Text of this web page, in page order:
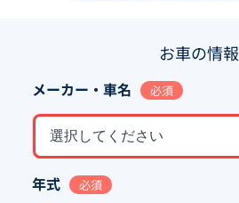
お車の情報
メーカー・車名 必須
選択してください
年式 必須